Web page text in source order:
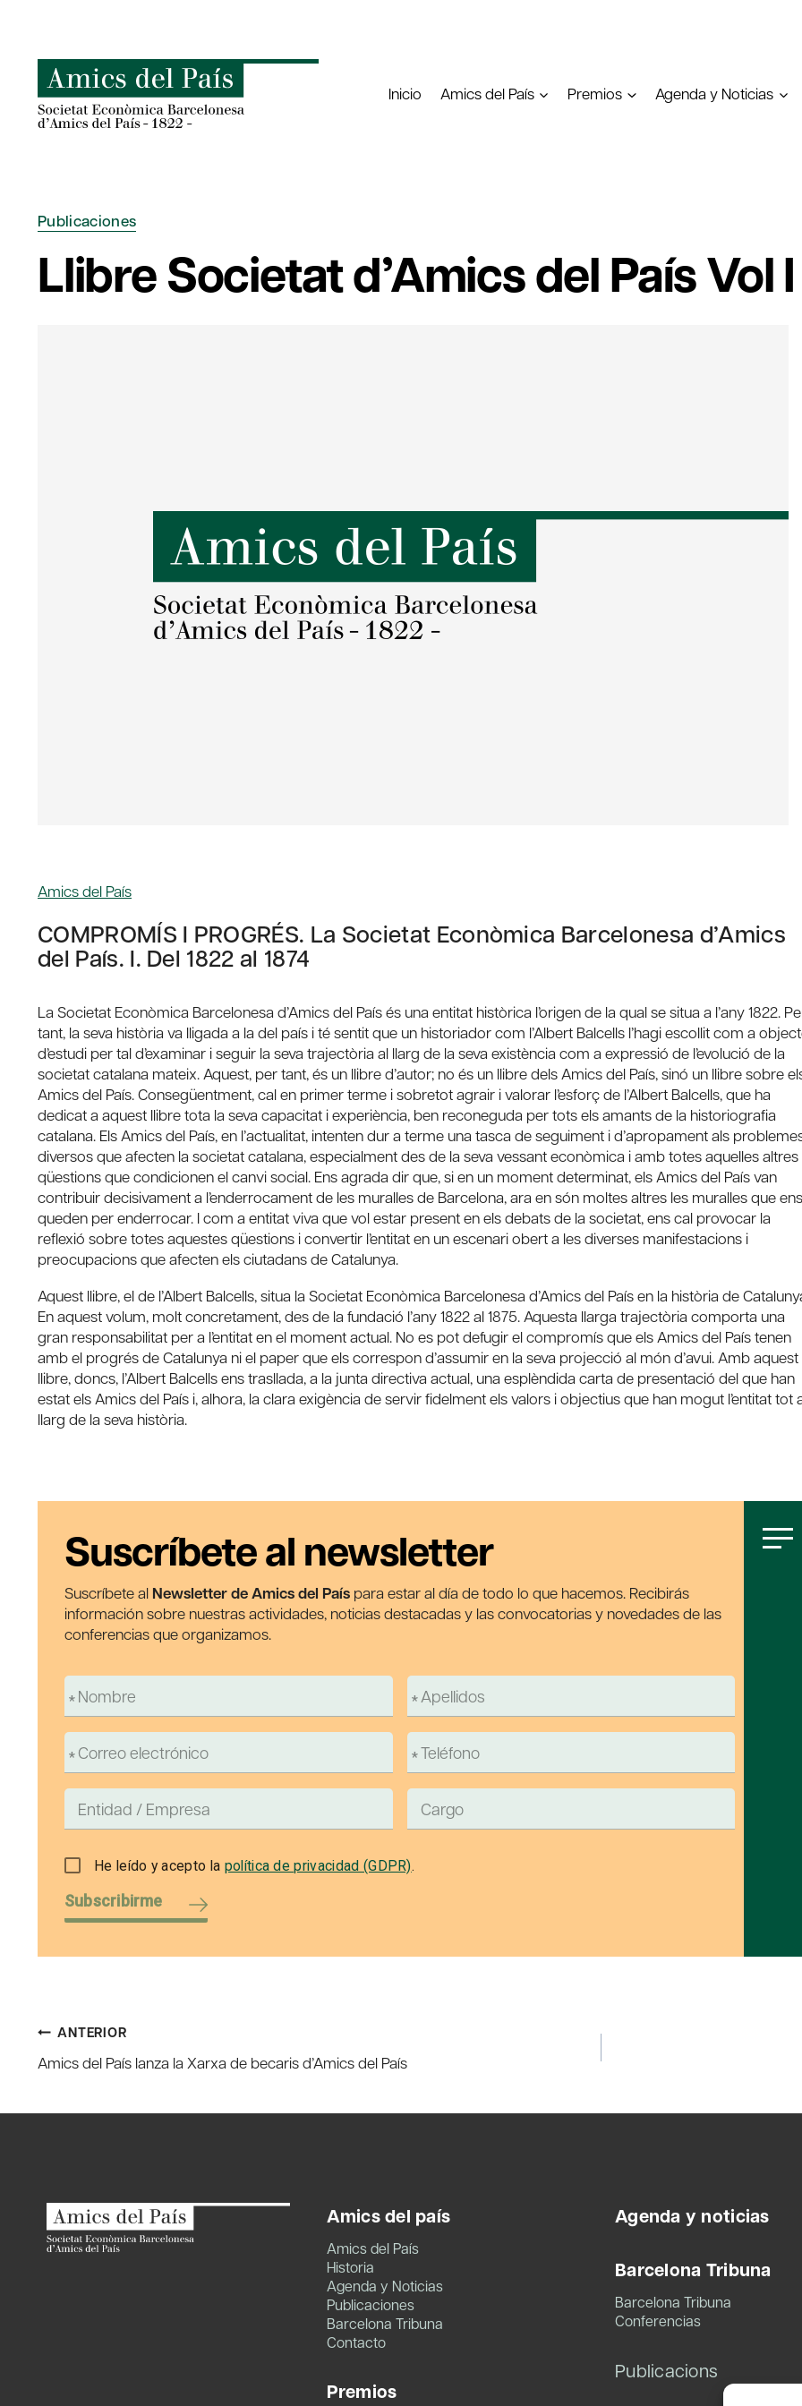
contenido
Inicio
Amics del País Premios Agenda y Noticias
Publicaciones
Llibre Societat d’Amics del País Vol I
Amics del País
COMPROMÍS I PROGRÉS. La Societat Econòmica Barcelonesa d’Amics
del País. I. Del 1822 al 1874
La Societat Econòmica Barcelonesa d’Amics del País és una entitat històrica l’origen de la qual se situa a l’any 1822.
tant, la seva història va lligada a la del país i té sentit que un historiador com l’Albert Balcells l’hagi escollit com a
d’estudi per tal d’examinar i seguir la seva trajectòria al llarg de la seva existència com a expressió de l’evolució de la
societat catalana mateix. Aquest, per tant, és un llibre d’autor; no és un llibre dels Amics del País, sinó un llibre sobre
Amics del País. Consegüentment, cal en primer terme i sobretot agrair i valorar l’esforç de l’Albert Balcells, que ha
dedicat a aquest llibre tota la seva capacitat i experiència, ben reconeguda per tots els amants de la historiografia
catalana. Els Amics del País, en l’actualitat, intenten dur a terme una tasca de seguiment i d’apropament als
diversos que afecten la societat catalana, especialment des de la seva vessant econòmica i amb totes aquelles altres
qüestions que condicionen el canvi social. Ens agrada dir que, si en un moment determinat, els Amics del País van
contribuir decisivament a l’enderrocament de les muralles de Barcelona, ara en són moltes altres les muralles que ens
queden per enderrocar. I com a entitat viva que vol estar present en els debats de la societat, ens cal provocar la
reflexió sobre totes aquestes qüestions i convertir l’entitat en un escenari obert a les diverses manifestacions i
preocupacions que afecten els ciutadans de Catalunya.
Aquest llibre, el de l’Albert Balcells, situa la Societat Econòmica Barcelonesa d’Amics del País en la història de
En aquest volum, molt concretament, des de la fundació l’any 1822 al 1875. Aquesta llarga trajectòria comporta una
gran responsabilitat per a l’entitat en el moment actual. No es pot defugir el compromís que els Amics del País tenen
amb el progrés de Catalunya ni el paper que els correspon d’assumir en la seva projecció al món d’avui. Amb aquest
llibre, doncs, l’Albert Balcells ens trasllada, a la junta directiva actual, una esplèndida carta de presentació del que han
estat els Amics del País i, alhora, la clara exigència de servir fidelment els valors i objectius que han mogut l’entitat tot
llarg de la seva història.
Suscríbete al newsletter
Suscríbete al Newsletter de Amics del País para estar al día de todo lo que hacemos. Recibirás
información sobre nuestras actividades, noticias destacadas y las convocatorias y novedades de las
conferencias que organizamos.
He leído y acepto la política de privacidad (GDPR).
Subscribirme
Navegación
de
entradas
ANTERIOR
Amics del País lanza la Xarxa de becaris d’Amics del País
Amics del país
Amics del País
Historia
Agenda y Noticias
Publicaciones
Barcelona Tribuna
Contacto
Premios
Agenda y noticias
Barcelona Tribuna
Barcelona Tribuna
Conferencias
Publicacions